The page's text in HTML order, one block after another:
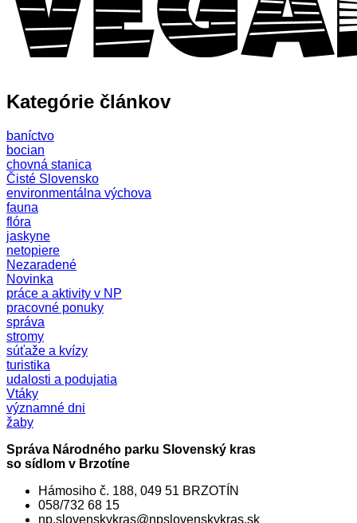
Kategórie článkov
baníctvo
bocian
chovná stanica
Čisté Slovensko
environmentálna výchova
fauna
flóra
jaskyne
netopiere
Nezaradené
Novinka
práce a aktivity v NP
pracovné ponuky
správa
stromy
súťaže a kvízy
turistika
udalosti a podujatia
Vtáky
významné dni
žaby
Správa Národného parku Slovenský kras
so sídlom v Brzotíne
Hámosiho č. 188, 049 51 BRZOTÍN
058/732 68 15
np.slovenskykras@npslovenskykras.sk